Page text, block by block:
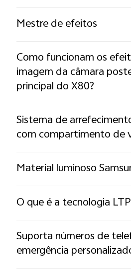
Mestre de efeitos
Como funcionam os
imagem da câmara
principal do X80?
Sistema de
com compartimento de
Material luminoso
O que é a tecnologia
Suporta números de
emergência